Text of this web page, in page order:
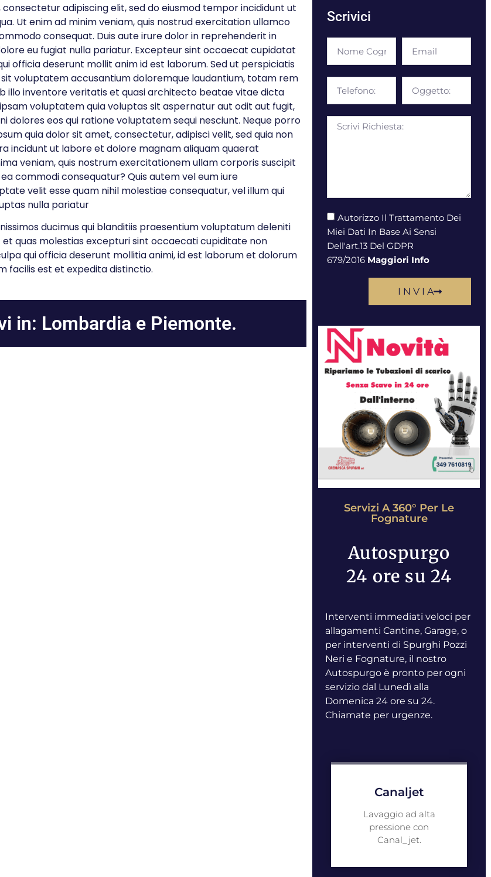
adipiscing elit, sed do eiusmod tempor incididunt ut
Ut enim ad minim veniam, quis nostrud exercitation ullamco
consequat. Duis aute irure dolor in reprehenderit in
eu fugiat nulla pariatur. Excepteur sint occaecat cupidatat
officia deserunt mollit anim id est laborum. Sed ut perspiciatis
voluptatem accusantium doloremque laudantium, totam rem
illo inventore veritatis et quasi architecto beatae vitae dicta
voluptatem quia voluptas sit aspernatur aut odit aut fugit,
dolores eos qui ratione voluptatem sequi nesciunt. Neque porro
quia dolor sit amet, consectetur, adipisci velit, sed quia non
incidunt ut labore et dolore magnam aliquam quaerat
veniam, quis nostrum exercitationem ullam corporis suscipit
commodi consequatur? Quis autem vel eum iure
velit esse quam nihil molestiae consequatur, vel illum qui
nulla pariatur
ducimus qui blanditiis praesentium voluptatum deleniti
quas molestias excepturi sint occaecati cupiditate non
qui officia deserunt mollitia animi, id est laborum et dolorum
facilis est et expedita distinctio.
in: Lombardia e Piemonte.
Scrivici
Autorizzo Il Trattamento Dei
Miei Dati In Base Ai Sensi
Dell'art.13 Del GDPR
679/2016 Maggiori Info
I N V I A
Servizi A 360° Per Le
Fognature
Autospurgo
24 ore su 24
Interventi immediati veloci per
allagamenti Cantine, Garage, o
per interventi di Spurghi Pozzi
Neri e Fognature, il nostro
Autospurgo è pronto per ogni
servizio dal Lunedì alla
Domenica 24 ore su 24.
Chiamate per urgenze.
Canaljet
Lavaggio ad alta
pressione con
Canal_jet.